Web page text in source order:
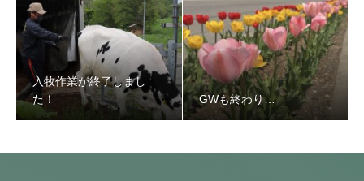
入牧作業が終了しまし
た！
GWも終わり…